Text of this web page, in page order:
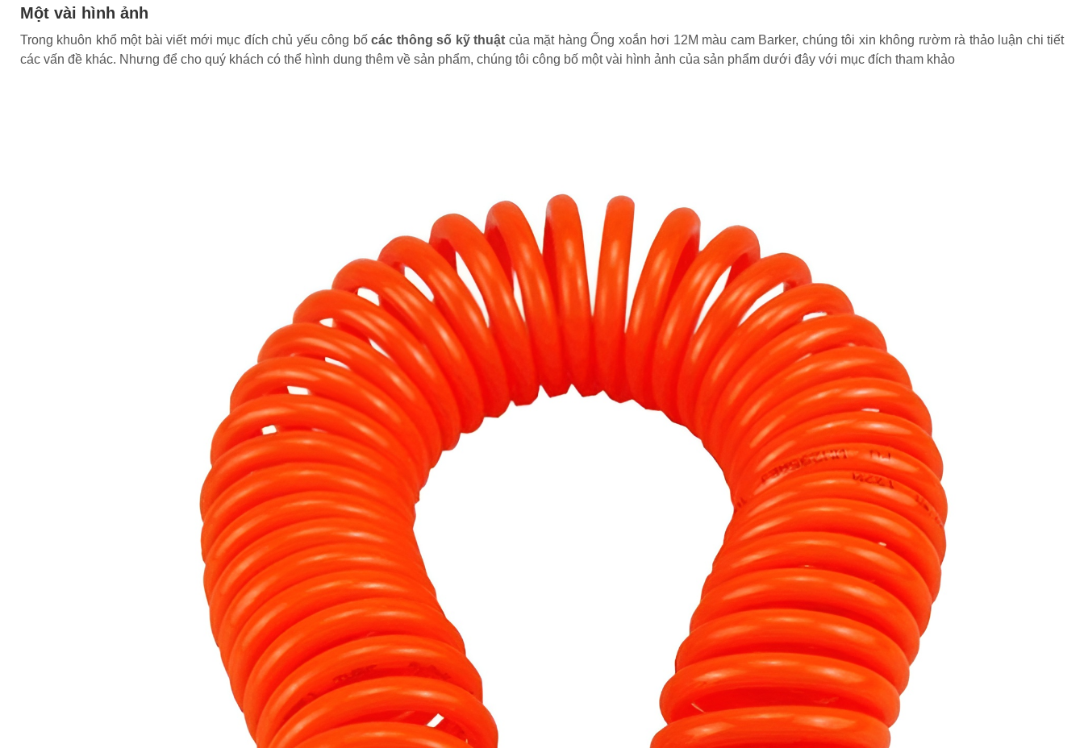
Một vài hình ảnh
Trong khuôn khổ một bài viết mới mục đích chủ yếu công bốcác thông số kỹ thuật của mặt hàng Ống xoắn hơi 12M màu cam Barker, chúng tôi xin không rườm rà thảo luận chi tiết
các vấn đề khác. Nhưng để cho quý khách có thể hình dung thêm về sản phẩm, chúng tôi công bố một vài hình ảnh của sản phẩm dưới đây với mục đích tham khảo